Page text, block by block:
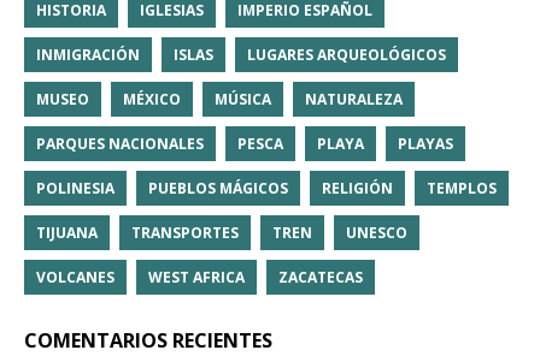
HISTORIA IGLESIAS IMPERIO ESPAÑOL
INMIGRACIÓN ISLAS LUGARES ARQUEOLÓGICOS
MUSEO MÉXICO MÚSICA NATURALEZA
PARQUES NACIONALES PESCA PLAYA PLAYAS
POLINESIA PUEBLOS MÁGICOS RELIGIÓN TEMPLOS
TIJUANA TRANSPORTES TREN UNESCO
VOLCANES WEST AFRICA ZACATECAS
COMENTARIOS RECIENTES